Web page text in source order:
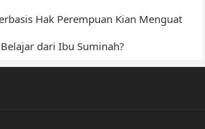
Hak Perempuan Kian Menguat
dari Ibu Suminah?